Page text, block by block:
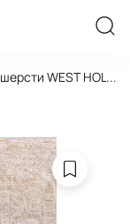
WEST
...